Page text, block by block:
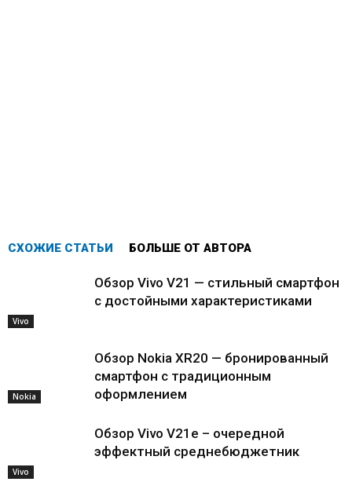
СХОЖИЕ СТАТЬИ БОЛЬШЕ ОТ АВТОРА
Vivo
Обзор Vivo V21 — стильный смартфон
с достойными характеристиками
Nokia
Обзор Nokia XR20 — бронированный
смартфон с традиционным
оформлением
Vivo
Обзор Vivo V21e – очередной
эффектный среднебюджетник